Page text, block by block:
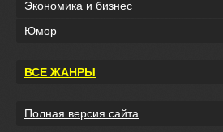
Экономика и бизнес
Юмор
ВСЕ ЖАНРЫ
Полная версия сайта